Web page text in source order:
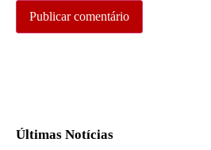
Últimas Notícias